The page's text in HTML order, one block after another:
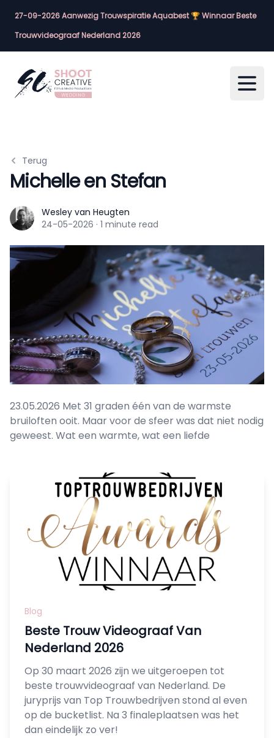
27-09-2026 Aanwezig Trouwspiratie Aquabest 🏆 Winnaar Beste
Trouwvideograaf Nederland 2026
Terug
Michelle en Stefan
Wesley van Heugten
Wesley van Heugten
24-05-2026 · 1 minute read
23.05.2026 Met 31 graden één van de warmste
bruiloften ooit. Maar voor de sfeer was dat niet nodig
geweest. Wat een warmte, wat een liefde
Blog
Beste Trouw Videograaf Van
Nederland 2026
Op 30 maart 2026 zijn we uitgeroepen tot
beste trouwvideograaf van Nederland. De
juryprijs van Top Trouwbedrijven stond al even
op de bucketlist. Na 3 finaleplaatsen was het
dan eindelijk zo ver!